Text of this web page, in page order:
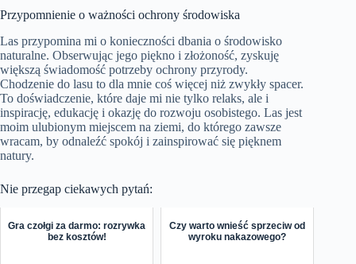
Przypomnienie o ważności ochrony środowiska
Las przypomina mi o konieczności dbania o środowisko
naturalne. Obserwując jego piękno i złożoność, zyskuję
większą świadomość potrzeby ochrony przyrody.
Chodzenie do lasu to dla mnie coś więcej niż zwykły spacer.
To doświadczenie, które daje mi nie tylko relaks, ale i
inspirację, edukację i okazję do rozwoju osobistego. Las jest
moim ulubionym miejscem na ziemi, do którego zawsze
wracam, by odnaleźć spokój i zainspirować się pięknem
natury.
Nie przegap ciekawych pytań:
Gra czołgi za darmo: rozrywka
bez kosztów!
Czy warto wnieść sprzeciw od
wyroku nakazowego?